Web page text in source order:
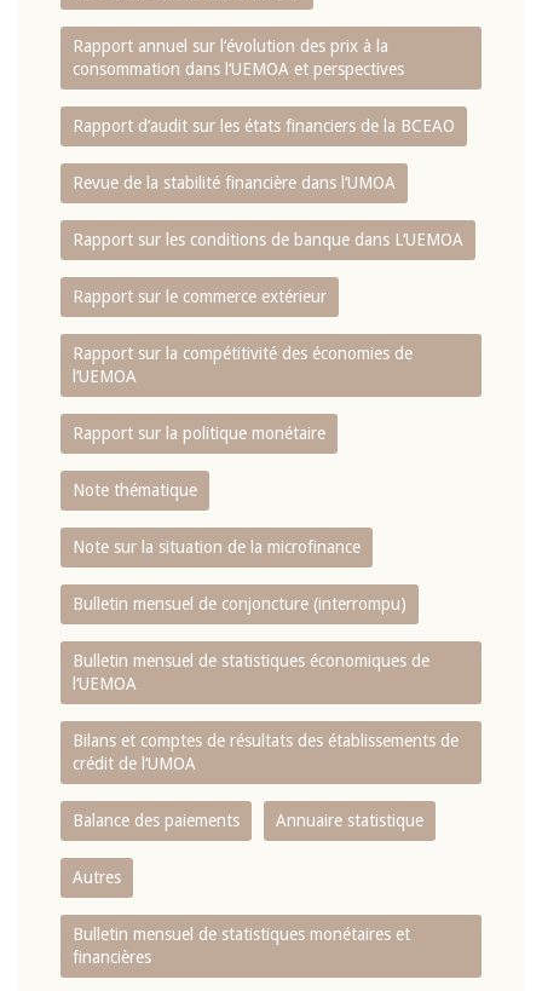
Rapport annuel sur l‘évolution des prix à la
consommation dans l‘UEMOA et perspectives
Rapport d‘audit sur les états financiers de la BCEAO
Revue de la stabilité financière dans l‘UMOA
Rapport sur les conditions de banque dans L‘UEMOA
Rapport sur le commerce extérieur
Rapport sur la compétitivité des économies de
l‘UEMOA
Rapport sur la politique monétaire
Note thématique
Note sur la situation de la microfinance
Bulletin mensuel de conjoncture (interrompu)
Bulletin mensuel de statistiques économiques de
l‘UEMOA
Bilans et comptes de résultats des établissements de
crédit de l‘UMOA
Balance des paiements Annuaire statistique
Autres
Bulletin mensuel de statistiques monétaires et
financières